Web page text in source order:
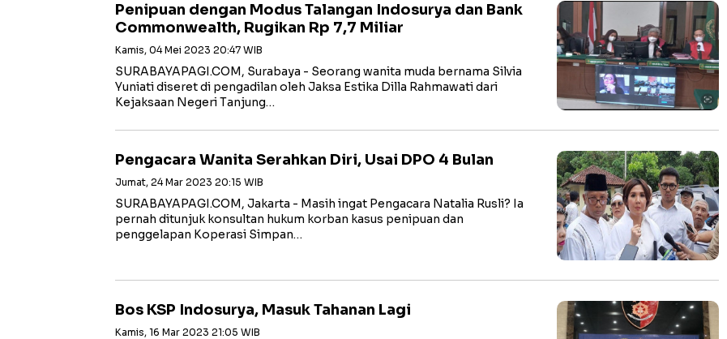
Penipuan dengan Modus Talangan Indosurya dan Bank
Commonwealth, Rugikan Rp 7,7 Miliar
Kamis, 04 Mei 2023 20:47 WIB
SURABAYAPAGI.COM, Surabaya - Seorang wanita muda bernama Silvia
Yuniati diseret di pengadilan oleh Jaksa Estika Dilla Rahmawati dari
Kejaksaan Negeri Tanjung…
Pengacara Wanita Serahkan Diri, Usai DPO 4 Bulan
Jumat, 24 Mar 2023 20:15 WIB
SURABAYAPAGI.COM, Jakarta - Masih ingat Pengacara Natalia Rusli? Ia
pernah ditunjuk konsultan hukum korban kasus penipuan dan
penggelapan Koperasi Simpan…
Bos KSP Indosurya, Masuk Tahanan Lagi
Kamis, 16 Mar 2023 21:05 WIB